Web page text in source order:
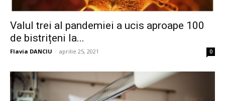
Valul trei al pandemiei a ucis aproape 100
de bistrițeni la...
Flavia DANCIU - aprilie 25, 2021 0